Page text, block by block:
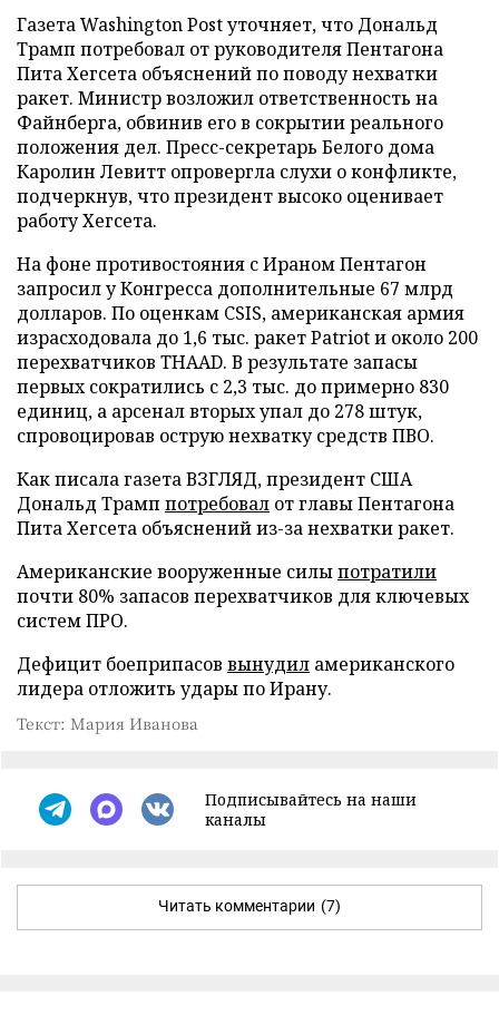
Газета Washington Post уточняет, что Дональд
Трамп потребовал от руководителя Пентагона
Пита Хегсета объяснений по поводу нехватки
ракет. Министр возложил ответственность на
Файнберга, обвинив его в сокрытии реального
положения дел. Пресс-секретарь Белого дома
Каролин Левитт опровергла слухи о конфликте,
подчеркнув, что президент высоко оценивает
работу Хегсета.
На фоне противостояния с Ираном Пентагон
запросил у Конгресса дополнительные 67 млрд
долларов. По оценкам CSIS, американская армия
израсходовала до 1,6 тыс. ракет Patriot и около 200
перехватчиков THAAD. В результате запасы
первых сократились с 2,3 тыс. до примерно 830
единиц, а арсенал вторых упал до 278 штук,
спровоцировав острую нехватку средств ПВО.
Как писала газета ВЗГЛЯД, президент США
Дональд Трамп потребовал от главы Пентагона
Пита Хегсета объяснений из-за нехватки ракет.
Американские вооруженные силыпотратили
почти 80% запасов перехватчиков для ключевых
систем ПРО.
Дефицит боеприпасов вынудил американского
лидера отложить удары по Ирану.
Текст: Мария Иванова
Подписывайтесь на наши
каналы
Читать комментарии (7)